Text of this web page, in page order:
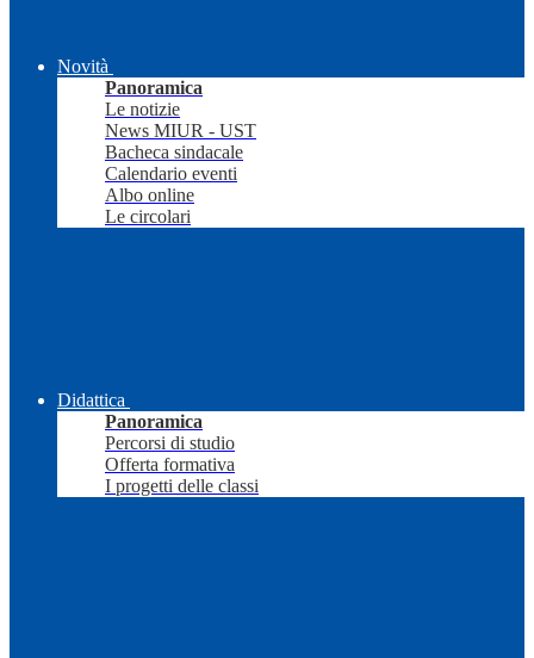
Novità
Panoramica
Le notizie
News MIUR - UST
Bacheca sindacale
Calendario eventi
Albo online
Le circolari
Didattica
Panoramica
Percorsi di studio
Offerta formativa
I progetti delle classi